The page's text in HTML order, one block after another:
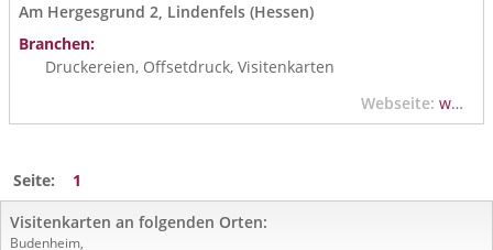
Am Hergesgrund 2, Lindenfels (Hessen)
Branchen:
Druckereien, Offsetdruck, Visitenkarten
Webseite: www.druckerei-gm.de
Seite:
1
Visitenkarten an folgenden Orten:
Budenheim,